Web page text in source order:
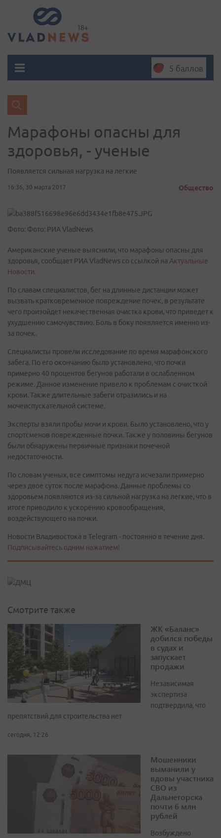
5 баллов
Марафоны опасны для
здоровья, - ученые
Появляется сильная нагрузка на легкие
16:36, 30 марта 2017 Общество
Фото: Фото: РИА VladNews
Американские ученые выяснили, что марафоны опасны для
здоровья, сообщает РИА VladNews со ссылкой на Актуальные
Новости.
По славам специалистов, бег на длинные дистанции может
вызвать кратковременное повреждение почек, в результате
чего произойдет некачественная очистка крови, что приведет к
ухудшению самочувствию. Боль в боку появляется именно из-
за почек.
Специалисты провели исследование по время марафонского
забега. По его окончанию было установлено, что почки
примерно 40 процентов бегунов работали в ослабленном
режиме. Данное изменение привело к проблемам с очисткой
крови. Также длительные забеги отразились и на
мочеиспускательной системе.
Эксперты взяли пробы мочи и крови. Было установлено, что у
спортсменов поврежденные почки. Также у половины бегунов
были обнаружены первичные признаки почечной
недостаточности.
По словам ученых, все симптомы недуга исчезали примерно
через двое суток после марафона. Данные проблемы со
здоровьем появляются из-за сильной нагрузка на легкие, что в
итоге приводило к ускорению кровообращения,
воздействующего на почки.
Новости Владивостока в Telegram - постоянно в течение дня.
Подписывайтесь одним нажатием!
Смотрите также
ЖК «Баланс»
добился победы
в судах и
запускает
продажи
Независимая
экспертиза
подтвердила, что
препятствий для строительства нет
сегодня, 12:26
Мошенники
выманили у
вдовы участника
СВО из
Дальнегорска
почти 6 млн
рублей
Возбуждено